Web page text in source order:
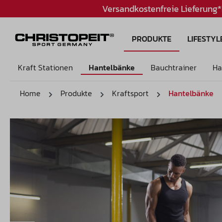
Versandkostenfreie Lieferung*
PRODUKTE
Kraft Stationen Hantelbänke Bauchtrainer
Home Produkte Kraftsport Hantelbänke
Bildergalerie überspringen